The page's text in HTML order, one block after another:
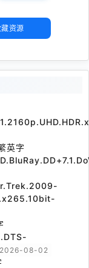
藏资源
英字
2026-08-02